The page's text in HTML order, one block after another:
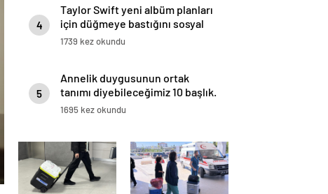
4
Taylor Swift yeni albüm planları
için düğmeye bastığını sosyal
medyadan duyurdu!
1739 kez okundu
5
Annelik duygusunun ortak
tanımı diyebileceğimiz 10 başlık.
1695 kez okundu